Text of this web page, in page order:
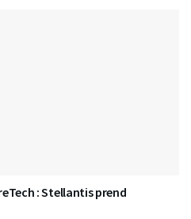
: Stellantis prend